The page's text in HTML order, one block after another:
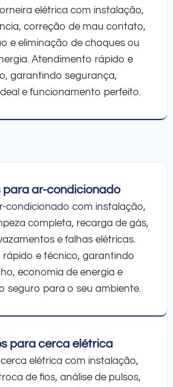
elétrica com instalação,
correção de mau contato,
e eliminação de choques ou
Atendimento rápido e
garantindo segurança,
e funcionamento perfeito.
para ar-condicionado
condicionado com instalação,
completa, recarga de gás,
e falhas elétricas.
e técnico, garantindo
economia de energia e
seguro para o seu ambiente.
para cerca elétrica
elétrica com instalação,
de fios, análise de pulsos,